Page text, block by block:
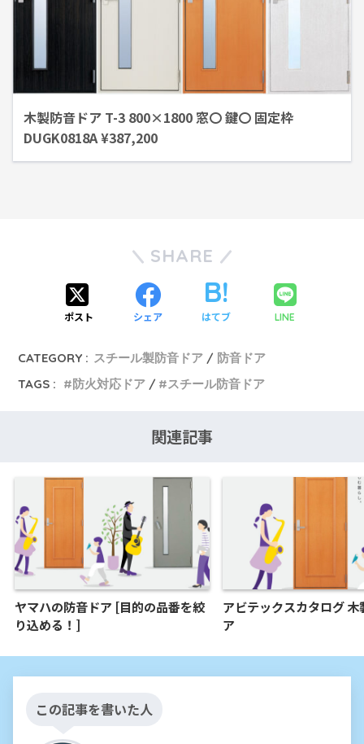
木製防音ドア T-3 800×1800 窓〇 鍵〇 固定枠
DUGK0818A ¥387,200
SHARE
ポスト シェア はてブ LINE
CATEGORY : スチール製防音ドア
防音ドア
TAGS :
防火対応ドア スチール防音ドア
関連記事
ヤマハの防音ドア [目的の品番を絞
り込める！]
アビテックスカタログ 木
ア
この記事を書いた人